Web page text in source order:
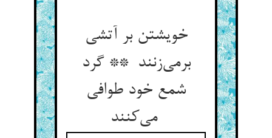
خویشتن بر آتشی
برمی‌زنند ** گرد
شمع خود طوافی
می‌کنند